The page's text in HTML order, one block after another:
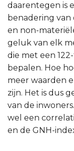
daarentegen is
benadering
en non-
geluk van elk
die met een
bepalen. Hoe
meer waarden
zijn. Het is dus
van de
wel een
en de GNH-